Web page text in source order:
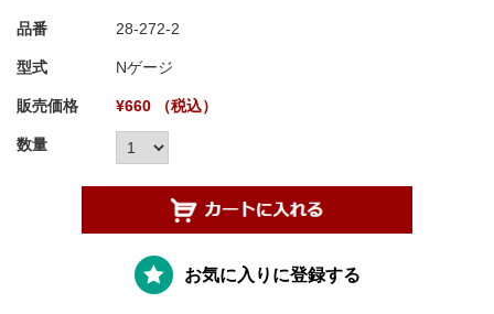
品番 28-272-2
型式 Nゲージ
販売価格 ¥660 （税込）
数量
お気に入りに登録する